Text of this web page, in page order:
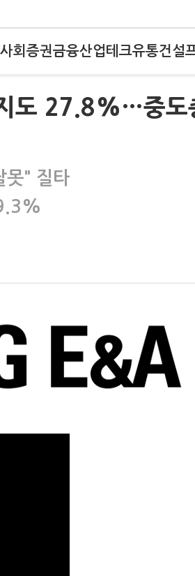
사회 증권금융산업테크유통건설
도 27.8%…중도
" 질타